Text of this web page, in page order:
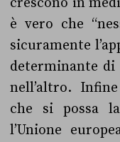
è vero che
sicuramente
determinante
nell’altro.
che si possa
l’Unione